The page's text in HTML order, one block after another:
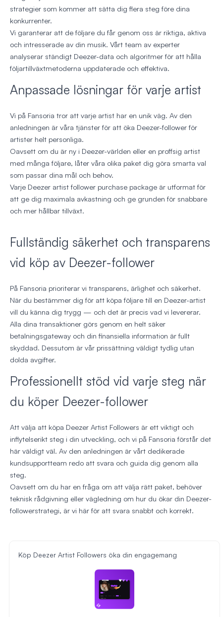
strategier som kommer att sätta dig flera steg före dina
konkurrenter.
Vi garanterar att de följare du får genom oss är riktiga, aktiva
och intresserade av din musik. Vårt team av experter
analyserar ständigt Deezer-data och algoritmer för att hålla
följartillväxtmetoderna uppdaterade och effektiva.
Anpassade lösningar för varje artist
Vi på Fansoria tror att varje artist har en unik väg. Av den
anledningen är våra tjänster för att öka Deezer-follower för
artister helt personliga.
Oavsett om du är ny i Deezer-världen eller en proffsig artist
med många följare, låter våra olika paket dig göra smarta val
som passar dina mål och behov.
Varje Deezer artist follower purchase package är utformat för
att ge dig maximala avkastning och ge grunden för snabbare
och mer hållbar tillväxt.
Fullständig säkerhet och transparens
vid köp av Deezer-follower
På Fansoria prioriterar vi transparens, ärlighet och säkerhet.
När du bestämmer dig för att köpa följare till en Deezer-artist
vill du känna dig trygg — och det är precis vad vi levererar.
Alla dina transaktioner görs genom en helt säker
betalningsgateway och din finansiella information är fullt
skyddad. Dessutom är vår prissättning väldigt tydlig utan
dolda avgifter.
Professionellt stöd vid varje steg när
du köper Deezer-follower
Att välja att köpa Deezer Artist Followers är ett viktigt och
inflytelserikt steg i din utveckling, och vi på Fansoria förstår det
här väldigt väl. Av den anledningen är vårt dedikerade
kundsupportteam redo att svara och guida dig genom alla
steg.
Oavsett om du har en fråga om att välja rätt paket, behöver
teknisk rådgivning eller vägledning om hur du ökar din Deezer-
followerstrategi, är vi här för att svara snabbt och korrekt.
Köp Deezer Artist Followers öka din engagemang